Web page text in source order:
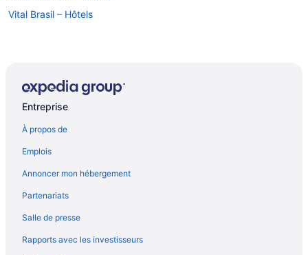
Vital Brasil – Hôtels
Entreprise
À propos de
Emplois
Annoncer mon hébergement
Partenariats
Salle de presse
Rapports avec les investisseurs